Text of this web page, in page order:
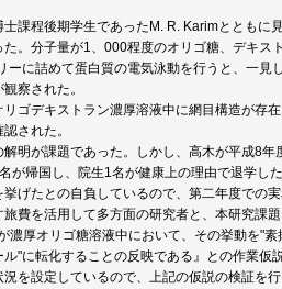
課程後期学生であったM. R. Karimとともに
。分子量が1、000程度のオリゴ糖、デキス
ーに詰めて蛋白質の電気泳動を行うと、一
察された。
ゴデキストラン濃厚溶液中に網目構造が存
された。
明が課題であった。しかし、高木が平成8
が帰国し、院生1名が健康上の理由で退学し
げたとの自負しているので、第二年度での
費を活用して多方面の研究者と、本研究課
濃厚オリゴ糖溶液中において、その挙動を"
"に転化することの反映である』との作業仮
を設定しているので、上記の仮説の検証を